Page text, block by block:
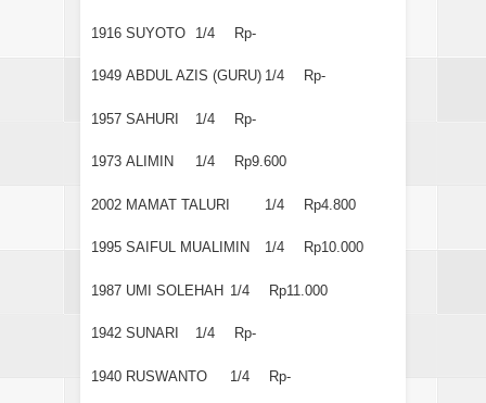
1916 SUYOTO 1/4 Rp-
1949 ABDUL AZIS (GURU) 1/4 Rp-
1957 SAHURI 1/4 Rp-
1973 ALIMIN 1/4 Rp9.600
2002 MAMAT TALURI 1/4 Rp4.800
1995 SAIFUL MUALIMIN 1/4 Rp10.000
1987 UMI SOLEHAH 1/4 Rp11.000
1942 SUNARI 1/4 Rp-
1940 RUSWANTO 1/4 Rp-